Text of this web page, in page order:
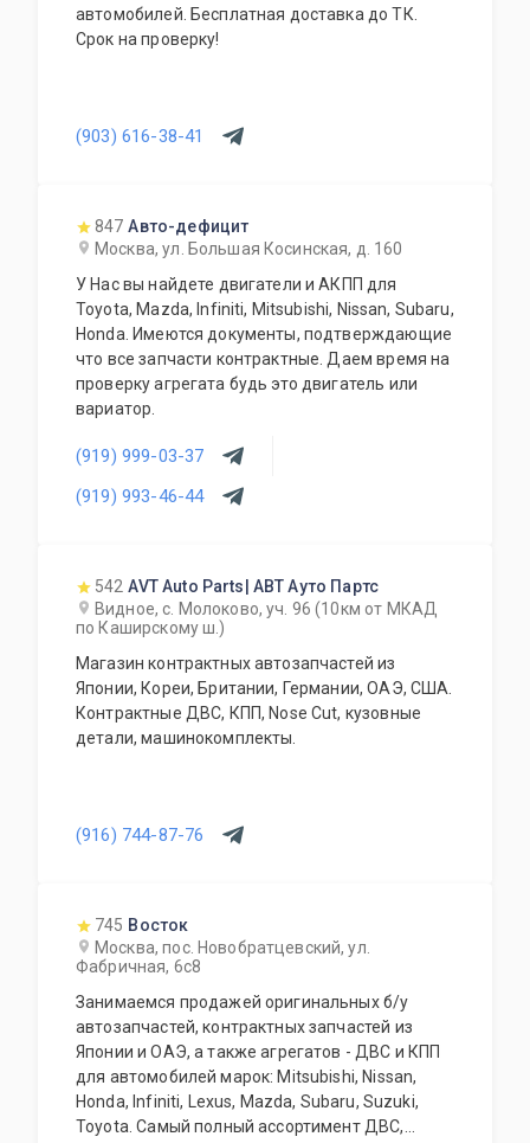
автомобилей. Бесплатная доставка до ТК.
Срок на проверку!
(903) 616-38-41
847 Авто-дефицит
Москва, ул. Большая Косинская, д. 160
У Нас вы найдете двигатели и АКПП для
Toyota, Mazda, Infiniti, Mitsubishi, Nissan, Subaru,
Honda. Имеются документы, подтверждающие
что все запчасти контрактные. Даем время на
проверку агрегата будь это двигатель или
вариатор.
(919) 999-03-37
(919) 993-46-44
542 AVT Auto Parts| АВТ Ауто Партс
Видное, с. Молоково, уч. 96 (10км от МКАД
по Каширскому ш.)
Магазин контрактных автозапчастей из
Японии, Кореи, Британии, Германии, ОАЭ, США.
Контрактные ДВС, КПП, Nose Cut, кузовные
детали, машинокомплекты.
(916) 744-87-76
745 Восток
Москва, пос. Новобратцевский, ул.
Фабричная, 6с8
Занимаемся продажей оригинальных б/у
автозапчастей, контрактных запчастей из
Японии и ОАЭ, а также агрегатов - ДВС и КПП
для автомобилей марок: Mitsubishi, Nissan,
Honda, Infiniti, Lexus, Mazda, Subaru, Suzuki,
Toyota. Самый полный ассортимент ДВС,